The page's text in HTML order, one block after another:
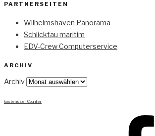
PARTNERSEITEN
Wilhelmshaven Panorama
Schlicktau maritim
EDV-Crew Computerservice
ARCHIV
Archiv
kostenloser Counter